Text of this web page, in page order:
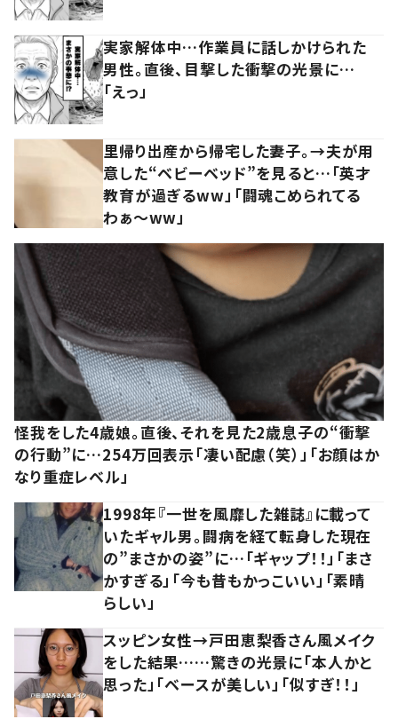
実家解体中…作業員に話しかけられた
男性。直後、目撃した衝撃の光景に…
「えっ」
里帰り出産から帰宅した妻子。→夫が用
意した“ベビーベッド”を見ると…「英才
教育が過ぎるww」「闘魂こめられてる
わぁ～ww」
怪我をした4歳娘。直後、それを見た2歳息子の“衝撃
の行動”に…254万回表示「凄い配慮（笑）」「お顔はか
なり重症レベル」
1998年『一世を風靡した雑誌』に載って
いたギャル男。闘病を経て転身した現在
の”まさかの姿”に…「ギャップ！！」「まさ
かすぎる」「今も昔もかっこいい」「素晴
らしい」
スッピン女性→戸田恵梨香さん風メイク
をした結果……驚きの光景に「本人かと
思った」「ベースが美しい」「似すぎ！！」